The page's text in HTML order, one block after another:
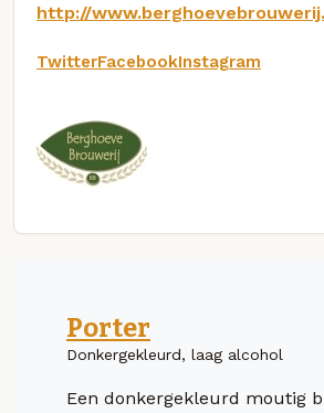
http://
TwitterFacebookInstagram
Porter
Donkergekleurd, laag alcohol
Een donkergekleurd moutig